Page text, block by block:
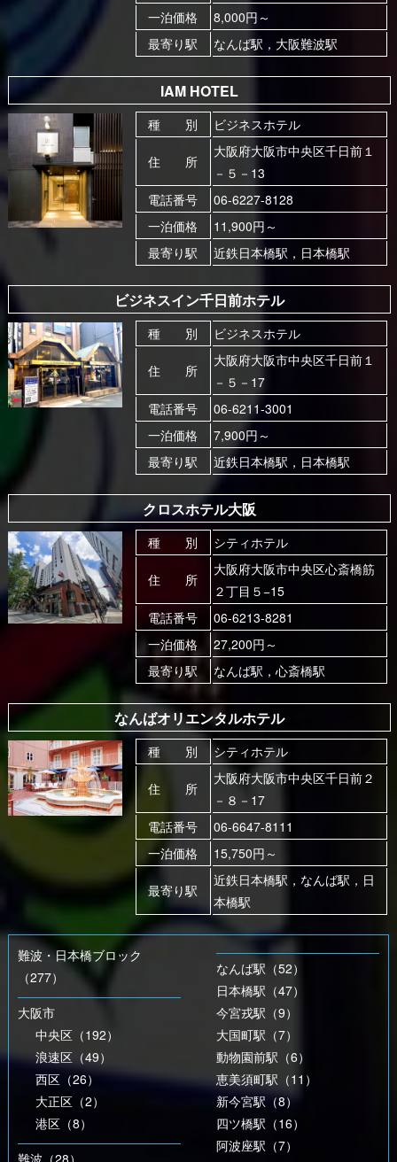
一泊価格
8,000円～
最寄り駅
なんば駅，大阪難波駅
IAM HOTEL
種 別 ビジネスホテル
住 所
大阪府大阪市中央区千日前１
－５－13
電話番号
06-6227-8128
一泊価格
11,900円～
最寄り駅
近鉄日本橋駅，日本橋駅
ビジネスイン千日前ホテル
種 別 ビジネスホテル
住 所
大阪府大阪市中央区千日前１
－５－17
電話番号
06-6211-3001
一泊価格
7,900円～
最寄り駅
近鉄日本橋駅，日本橋駅
クロスホテル大阪
種 別 シティホテル
住 所
大阪府大阪市中央区心斎橋筋
２丁目５−15
電話番号
06-6213-8281
一泊価格
27,200円～
最寄り駅
なんば駅，心斎橋駅
なんばオリエンタルホテル
種 別 シティホテル
住 所
大阪府大阪市中央区千日前２
－８－17
電話番号
06-6647-8111
一泊価格
15,750円～
最寄り駅
近鉄日本橋駅，なんば駅，日
本橋駅
難波・日本橋ブロック
（277）
大阪市
中央区（192）
浪速区（49）
西区（26）
大正区（2）
港区（8）
難波（28）
なんば駅（52）
日本橋駅（47）
今宮戎駅（9）
大国町駅（7）
動物園前駅（6）
恵美須町駅（11）
新今宮駅（8）
四ツ橋駅（16）
阿波座駅（7）